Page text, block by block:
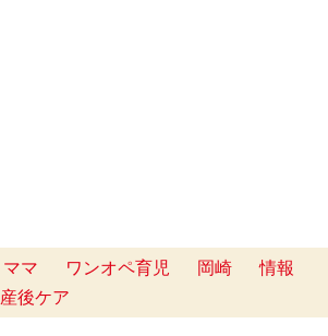
ママ ワンオペ育児 岡崎
情報
産後ケア